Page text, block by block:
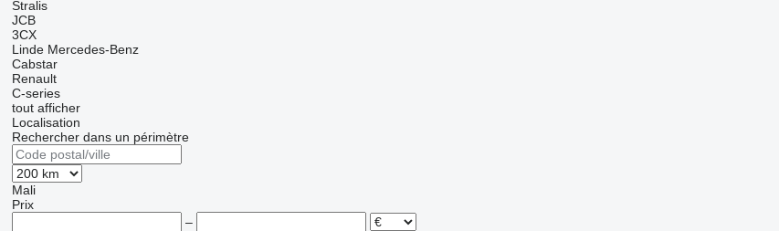
Stralis
JCB
3CX
Linde Mercedes-Benz
Cabstar
Renault
C-series
tout afficher
Localisation
Rechercher dans un périmètre
Mali
Prix
–